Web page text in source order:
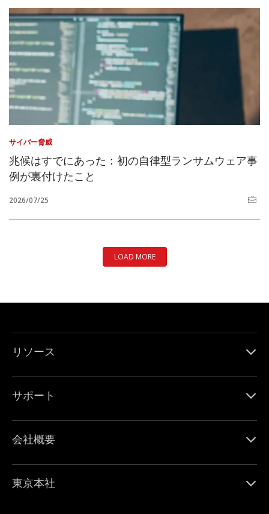
サイバー脅威
兆候はすでにあった：初の自律型ランサムウェア事
例が裏付けたこと
2026/07/25
LOAD MORE
リソース
サポート
会社概要
東京本社